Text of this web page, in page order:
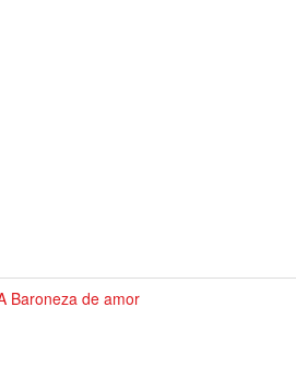
Baroneza de amor